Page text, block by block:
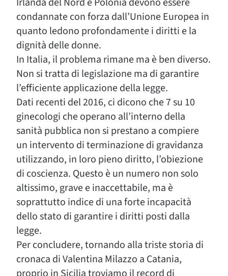
condannate con forza dall’Unione Europea in
quanto ledono profondamente i diritti e la
dignità delle donne.
In Italia, il problema rimane ma è ben diverso.
Non si tratta di legislazione ma di garantire
l’efficiente applicazione della legge.
Dati recenti del 2016, ci dicono che 7 su 10
ginecologi che operano all’interno della
sanità pubblica non si prestano a compiere
un intervento di terminazione di gravidanza
utilizzando, in loro pieno diritto, l’obiezione
di coscienza. Questo è un numero non solo
altissimo, grave e inaccettabile, ma è
soprattutto indice di una forte incapacità
dello stato di garantire i diritti posti dalla
legge.
Per concludere, tornando alla triste storia di
cronaca di Valentina Milazzo a Catania,